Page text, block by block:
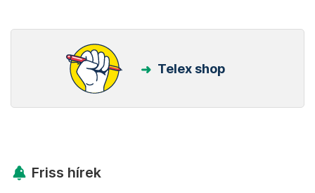
Telex shop
Friss hírek